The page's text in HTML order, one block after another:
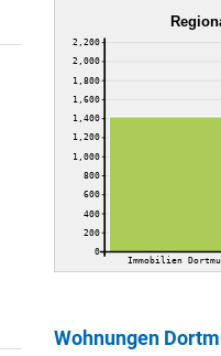
0
200
400
600
800
1,000
1,200
1,400
1,600
1,800
2,000
2,200
Immobilien
Wohnungen